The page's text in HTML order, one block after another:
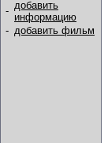
- добавить
информацию
- добавить фильм